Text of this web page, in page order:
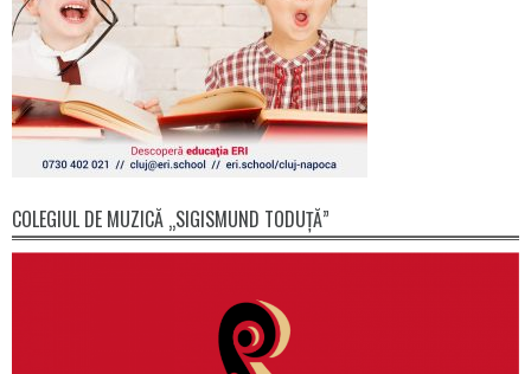
COLEGIUL DE MUZICĂ „SIGISMUND TODUȚĂ”